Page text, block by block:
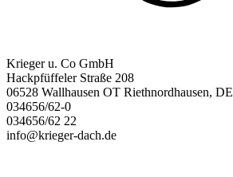
Krieger u. Co GmbH
Hackpfüffeler Straße 208
06528 Wallhausen OT Riethnordhausen, DE
034656/62-0
034656/62 22
info@krieger-dach.de